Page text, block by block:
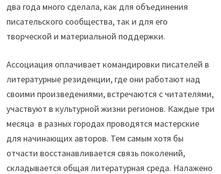
два года много сделала, как для объединения
писательского сообщества, так и для его
творческой и материальной поддержки.
Ассоциация оплачивает командировки писателей в
литературные резиденции, где они работают над
своими произведениями, встречаются с читателями,
участвуют в культурной жизни регионов. Каждые три
месяца в разных городах проводятся мастерские
для начинающих авторов. Тем самым хотя бы
отчасти восстанавливается связь поколений,
складывается общая литературная среда. Налажено